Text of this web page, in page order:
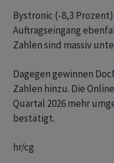
Bystronic (-8,3
Auftragseingang
Zahlen sind massiv
Dagegen gewinnen
Zahlen hinzu. Die
Quartal 2026 mehr
bestätigt.
hr/cg